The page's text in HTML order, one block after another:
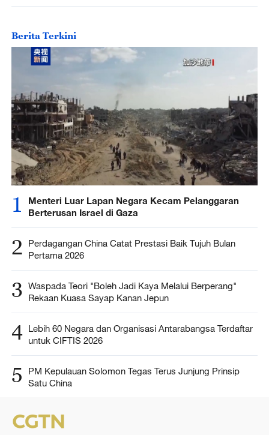
Berita Terkini
1
Menteri Luar Lapan Negara Kecam Pelanggaran
Berterusan Israel di Gaza
2
Perdagangan China Catat Prestasi Baik Tujuh Bulan
Pertama 2026
3 Waspada Teori "Boleh Jadi Kaya Melalui Berperang"
Rekaan Kuasa Sayap Kanan Jepun
4 Lebih 60 Negara dan Organisasi Antarabangsa Terdaftar
untuk CIFTIS 2026
5
PM Kepulauan Solomon Tegas Terus Junjung Prinsip
Satu China